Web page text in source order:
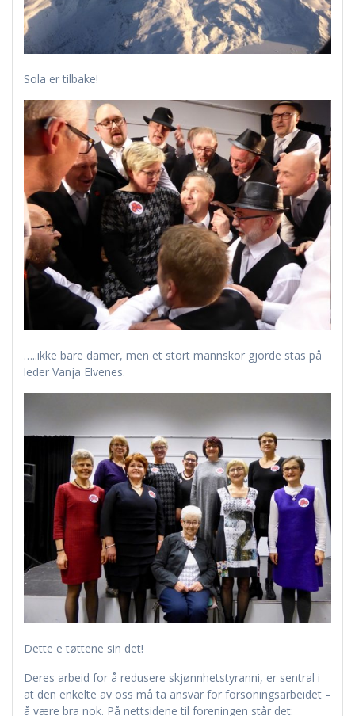
Sola er tilbake!
…..ikke bare damer, men et stort mannskor gjorde stas på
leder Vanja Elvenes.
Dette e tøttene sin det!
Deres arbeid for å redusere skjønnhetstyranni, er sentral i
at den enkelte av oss må ta ansvar for forsoningsarbeidet –
å være bra nok. På nettsidene til foreningen står det: